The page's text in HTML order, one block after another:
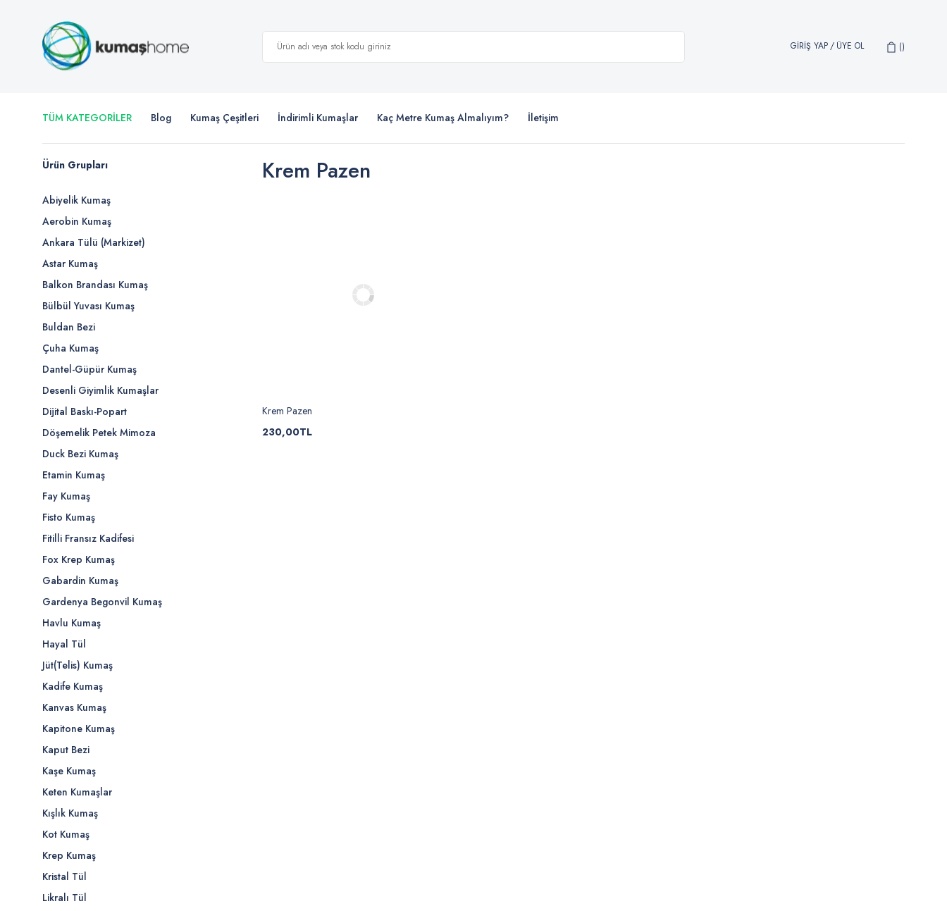
GİRİŞ YAP/ ÜYE OL
TÜM KATEGORİLER Blog Kumaş Çeşitleri İndirimli Kumaşlar Kaç Metre Kumaş Almalıyım? İletişim
Ürün Grupları
Abiyelik Kumaş
Aerobin Kumaş
Ankara Tülü (Markizet)
Astar Kumaş
Balkon Brandası Kumaş
Bülbül Yuvası Kumaş
Buldan Bezi
Çuha Kumaş
Dantel-Güpür Kumaş
Desenli Giyimlik Kumaşlar
Dijital Baskı-Popart
Döşemelik Petek Mimoza
Duck Bezi Kumaş
Etamin Kumaş
Fay Kumaş
Fisto Kumaş
Fitilli Fransız Kadifesi
Fox Krep Kumaş
Gabardin Kumaş
Gardenya Begonvil Kumaş
Havlu Kumaş
Hayal Tül
Jüt(Telis) Kumaş
Kadife Kumaş
Kanvas Kumaş
Kapitone Kumaş
Kaput Bezi
Kaşe Kumaş
Keten Kumaşlar
Kışlık Kumaş
Kot Kumaş
Krep Kumaş
Kristal Tül
Likralı Tül
Krem Pazen
Krem Pazen
230,00TL